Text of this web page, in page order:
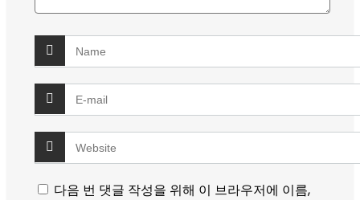
다음 번 댓글 작성을 위해 이 브라우저에 이름,